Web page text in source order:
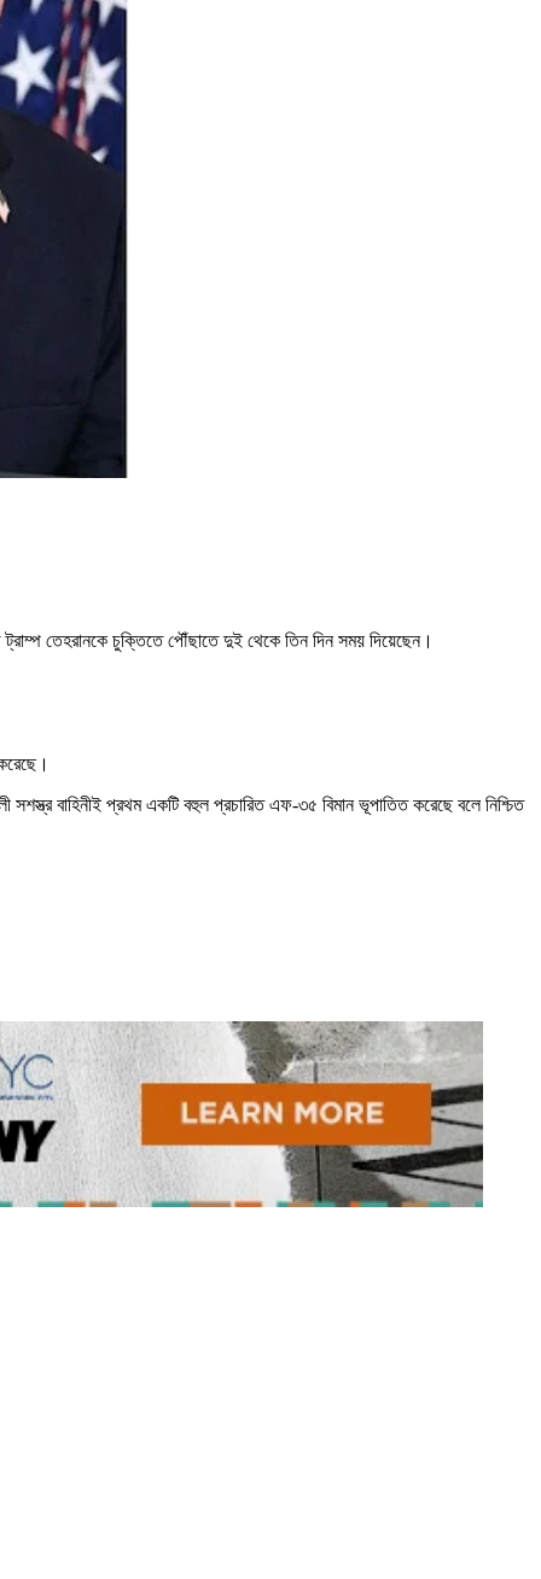
তেহরানকে চুক্তিতে পৌঁছাতে দুই থেকে তিন দিন সময় দিয়েছেন।
বাহিনীই প্রথম একটি বহুল প্রচারিত এফ-৩৫ বিমান ভূপাতিত করেছে বলে নিশ্চিত